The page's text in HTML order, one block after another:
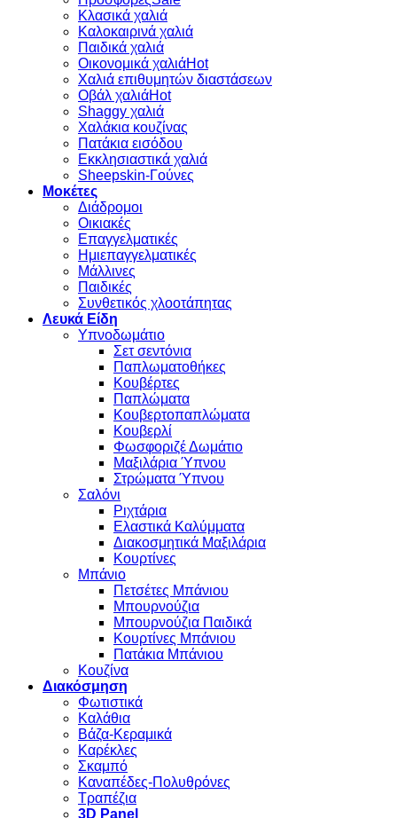
Κλασικά χαλιά
Καλοκαιρινά χαλιά
Παιδικά χαλιά
Οικονομικά χαλιά
Χαλιά επιθυμητών διαστάσεων
Οβάλ χαλιά
Shaggy χαλιά
Χαλάκια κουζίνας
Πατάκια εισόδου
Εκκλησιαστικά χαλιά
Sheepskin-Γούνες
Μοκέτες
Διάδρομοι
Οικιακές
Επαγγελματικές
Ημιεπαγγελματικές
Μάλλινες
Παιδικές
Συνθετικός χλοοτάπητας
Λευκά Είδη
Υπνοδωμάτιο
Σετ σεντόνια
Παπλωματοθήκες
Κουβέρτες
Παπλώματα
Κουβερτοπαπλώματα
Κουβερλί
Φωσφοριζέ Δωμάτιο
Μαξιλάρια Ύπνου
Στρώματα Ύπνου
Σαλόνι
Ριχτάρια
Ελαστικά Καλύμματα
Διακοσμητικά Μαξιλάρια
Κουρτίνες
Μπάνιο
Πετσέτες Μπάνιου
Μπουρνούζια
Μπουρνούζια Παιδικά
Κουρτίνες Μπάνιου
Πατάκια Μπάνιου
Κουζίνα
Διακόσμηση
Φωτιστικά
Καλάθια
Βάζα-Κεραμικά
Καρέκλες
Σκαμπό
Καναπέδες-Πολυθρόνες
Τραπέζια
3D Panel